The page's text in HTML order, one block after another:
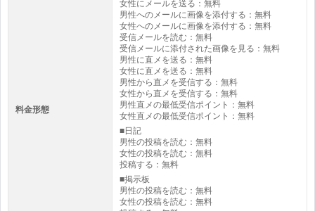
料金形態
女性にメールを送る：無料
男性へのメールに画像を添付する：無料
女性へのメールに画像を添付する：無料
受信メールを読む：無料
受信メールに添付された画像を見る：無料
男性に直メを送る：無料
女性に直メを送る：無料
男性から直メを受信する：無料
女性から直メを受信する：無料
男性直メの最低受信ポイント：無料
女性直メの最低受信ポイント：無料
■日記
男性の投稿を読む：無料
女性の投稿を読む：無料
投稿する：無料
■掲示板
男性の投稿を読む：無料
女性の投稿を読む：無料